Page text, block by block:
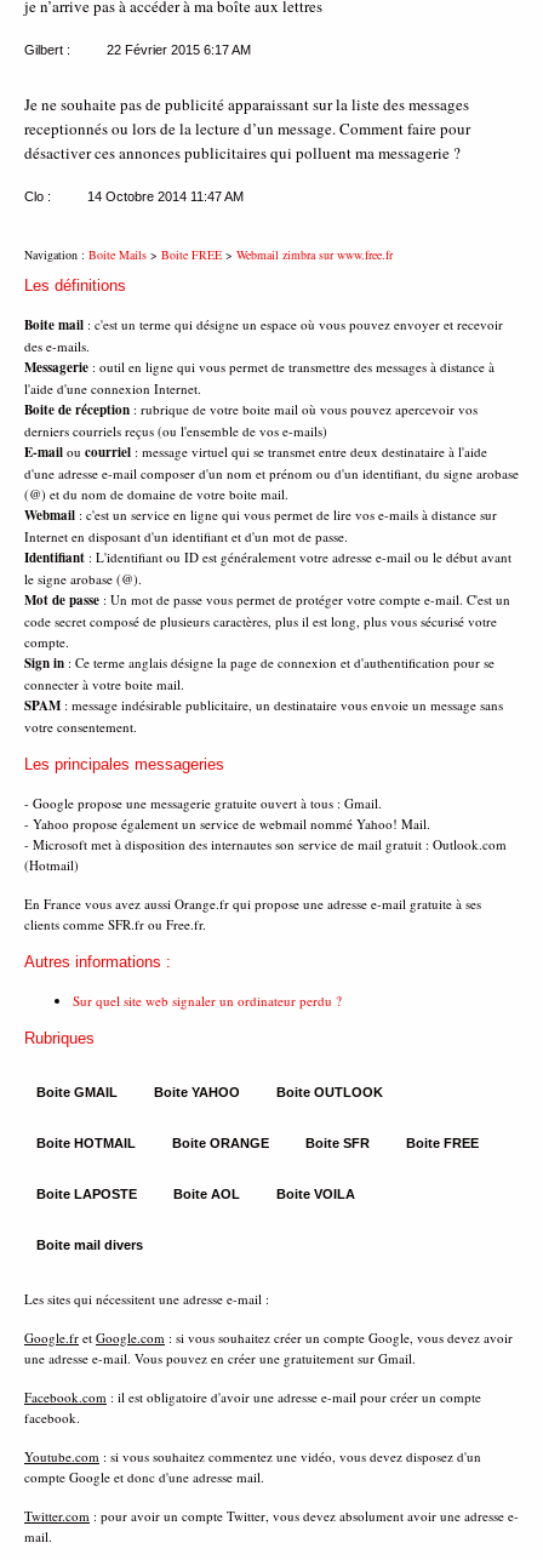
je n’arrive pas à accéder à ma boîte aux lettres
Gilbert : 22 Février 2015 6:17 AM
Je ne souhaite pas de publicité apparaissant sur la liste des messages
receptionnés ou lors de la lecture d’un message. Comment faire pour
désactiver ces annonces publicitaires qui polluent ma messagerie ?
Clo : 14 Octobre 2014 11:47 AM
Navigation : Boite Mails > Boite FREE > Webmail zimbra sur www.free.fr
Les définitions
Boite mail : c'est un terme qui désigne un espace où vous pouvez envoyer et recevoir
des e-mails.
Messagerie : outil en ligne qui vous permet de transmettre des messages à distance à
l'aide d'une connexion Internet.
Boite de réception : rubrique de votre boite mail où vous pouvez apercevoir vos
derniers courriels reçus (ou l'ensemble de vos e-mails)
E-mail ou courriel : message virtuel qui se transmet entre deux destinataire à l'aide
d'une adresse e-mail composer d'un nom et prénom ou d'un identifiant, du signe arobase
(@) et du nom de domaine de votre boite mail.
Webmail : c'est un service en ligne qui vous permet de lire vos e-mails à distance sur
Internet en disposant d'un identifiant et d'un mot de passe.
Identifiant : L'identifiant ou ID est généralement votre adresse e-mail ou le début avant
le signe arobase (@).
Mot de passe : Un mot de passe vous permet de protéger votre compte e-mail. C'est un
code secret composé de plusieurs caractères, plus il est long, plus vous sécurisé votre
compte.
Sign in : Ce terme anglais désigne la page de connexion et d'authentification pour se
connecter à votre boite mail.
SPAM : message indésirable publicitaire, un destinataire vous envoie un message sans
votre consentement.
Les principales messageries
- Google propose une messagerie gratuite ouvert à tous : Gmail.
- Yahoo propose également un service de webmail nommé Yahoo! Mail.
- Microsoft met à disposition des internautes son service de mail gratuit : Outlook.com
(Hotmail)
En France vous avez aussi Orange.fr qui propose une adresse e-mail gratuite à ses
clients comme SFR.fr ou Free.fr.
Autres informations :
Sur quel site web signaler un ordinateur perdu ?
Rubriques
Boite GMAIL Boite YAHOO Boite OUTLOOK
Boite HOTMAIL Boite ORANGE Boite SFR Boite FREE
Boite LAPOSTE Boite AOL Boite VOILA
Boite mail divers
Les sites qui nécessitent une adresse e-mail :
Google.fr et Google.com : si vous souhaitez créer un compte Google, vous devez avoir
une adresse e-mail. Vous pouvez en créer une gratuitement sur Gmail.
Facebook.com : il est obligatoire d'avoir une adresse e-mail pour créer un compte
facebook.
Youtube.com : si vous souhaitez commentez une vidéo, vous devez disposez d'un
compte Google et donc d'une adresse mail.
Twitter.com : pour avoir un compte Twitter, vous devez absolument avoir une adresse e-
mail.